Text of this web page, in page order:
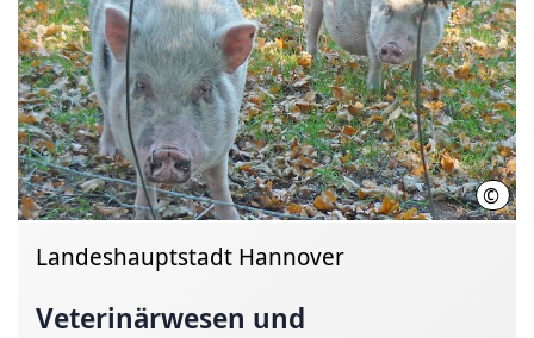
©
Landeshauptstadt Hannover
Veterinärwesen und